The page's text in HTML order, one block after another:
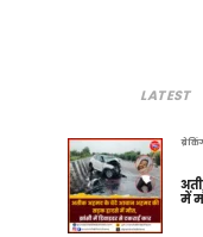
LATEST
में